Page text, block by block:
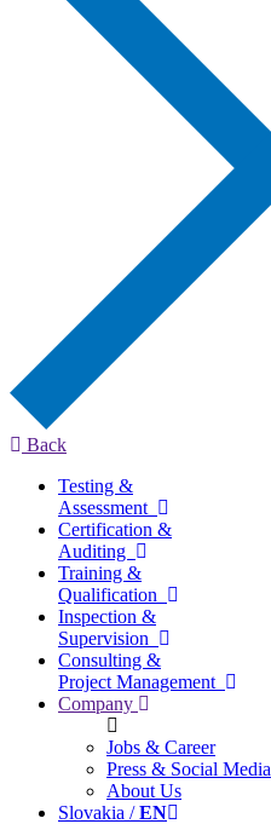
Back
Testing &
Assessment
Certification &
Auditing
Training &
Qualification
Inspection &
Supervision
Consulting &
Project Management
Company
Jobs & Career
Press & Social Media
About Us
Slovakia /EN